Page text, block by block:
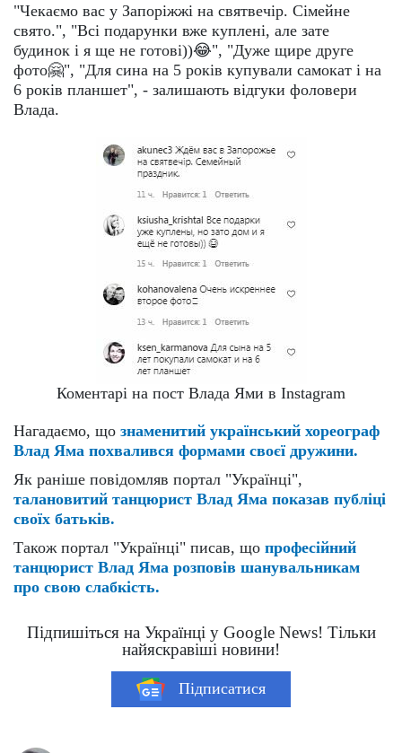
"Чекаємо вас у Запоріжжі на святвечір. Сімейне
свято.", "Всі подарунки вже куплені, але зате
будинок і я ще не готові))😂", "Дуже щире друге
фото🤗", "Для сина на 5 років купували самокат і на
6 років планшет", - залишають відгуки фоловери
Влада.
Коментарі на пост Влада Ями в Instagram
Нагадаємо, що знаменитий український хореограф
Влад Яма похвалився формами своєї дружини.
Як раніше повідомляв портал "Українці",
талановитий танцюрист Влад Яма показав публіці
своїх батьків.
Також портал "Українці" писав, що професійний
танцюрист Влад Яма розповів шанувальникам
про свою слабкість.
Підпишіться на Українці у Google News! Тільки
найяскравіші новини!
Підписатися